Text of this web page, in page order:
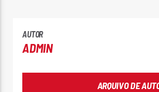
AUTOR
ADMIN
ARQUIVO DE